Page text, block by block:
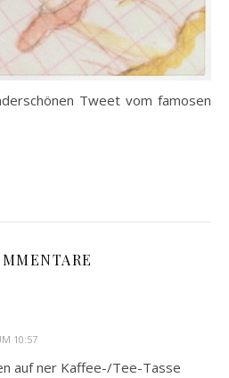
Tweet vom famosen
10:57
auf ner Kaffee-/Tee-Tasse